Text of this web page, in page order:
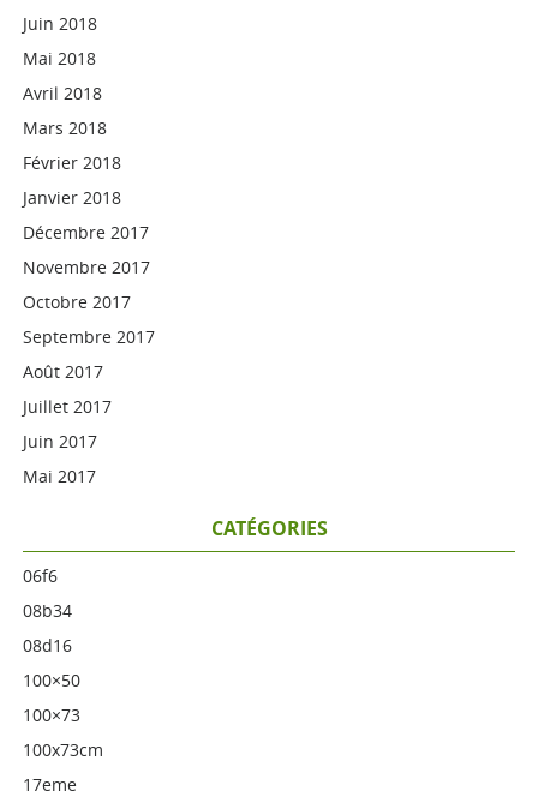
Juin 2018
Mai 2018
Avril 2018
Mars 2018
Février 2018
Janvier 2018
Décembre 2017
Novembre 2017
Octobre 2017
Septembre 2017
Août 2017
Juillet 2017
Juin 2017
Mai 2017
CATÉGORIES
06f6
08b34
08d16
100×50
100×73
100x73cm
17eme